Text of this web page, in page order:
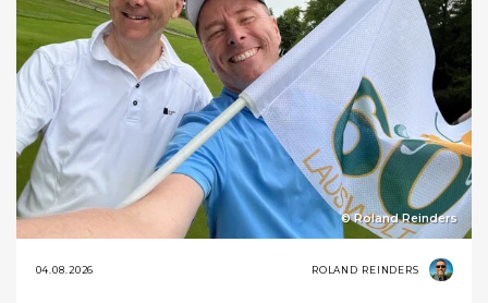
© Roland Reinders
04.08.2026 ROLAND REINDERS